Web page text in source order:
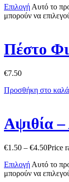
Επιλογή Αυτό το
μπορούν να
Πέστο
€7.50
Προσθήκη στο
Αψιθία –
€1.50 – €4.50Price
Επιλογή Αυτό το
μπορούν να